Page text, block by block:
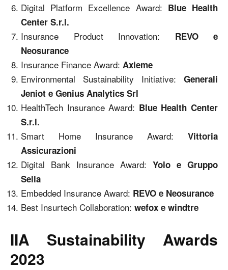
Digital Platform Excellence Award: Blue Health
Center S.r.l.
Insurance Product Innovation: REVO e
Neosurance
Insurance Finance Award: Axieme
Environmental Sustainability Initiative: Generali
Jeniot e Genius Analytics Srl
HealthTech Insurance Award: Blue Health Center
S.r.l.
Smart Home Insurance Award: Vittoria
Assicurazioni
Digital Bank Insurance Award: Yolo e Gruppo
Sella
Embedded Insurance Award: REVO e Neosurance
Best Insurtech Collaboration: wefox e windtre
IIA Sustainability Awards
2023